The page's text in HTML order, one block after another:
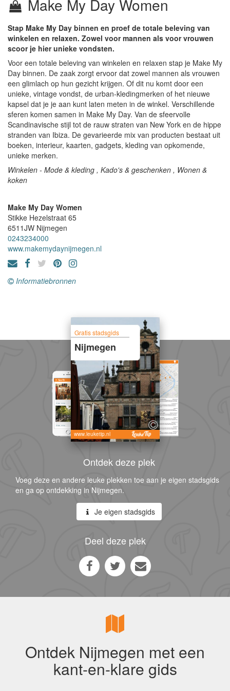
Make My Day Women
Stap Make My Day binnen en proef de totale beleving van
winkelen en relaxen. Zowel voor mannen als voor vrouwen
scoor je hier unieke vondsten.
Voor een totale beleving van winkelen en relaxen stap je Make My
Day binnen. De zaak zorgt ervoor dat zowel mannen als vrouwen
een glimlach op hun gezicht krijgen. Of dit nu komt door een
unieke, vintage vondst, de urban-kledingmerken of het nieuwe
kapsel dat je je aan kunt laten meten in de winkel. Verschillende
sferen komen samen in Make My Day. Van de sfeervolle
Scandinavische stijl tot de rauw straten van New York en de hippe
stranden van Ibiza. De gevarieerde mix van producten bestaat uit
boeken, interieur, kaarten, gadgets, kleding van opkomende,
unieke merken.
Winkelen - Mode & kleding , Kado's & geschenken , Wonen &
koken
Make My Day Women
Stikke Hezelstraat 65
6511JW Nijmegen
0243234000
www.makemydaynijmegen.nl
Informatiebronnen
Gratis stadsgids
Nijmegen
www.leuketip.nl
Ontdek deze plek
Voeg deze en andere leuke plekken toe aan je eigen stadsgids
en ga op ontdekking in Nijmegen.
Je eigen stadsgids
Deel deze plek
Ontdek Nijmegen met een
kant-en-klare gids